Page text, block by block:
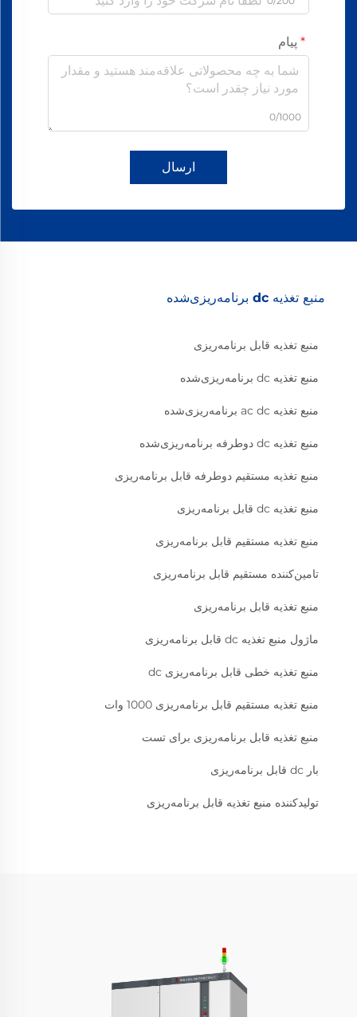
پیام
0/1000
ارسال
منبع تغذیه dc برنامه‌ریزی‌شده
منبع تغذیه قابل برنامه‌ریزی
منبع تغذیه dc برنامه‌ریزی‌شده
منبع تغذیه ac dc برنامه‌ریزی‌شده
منبع تغذیه dc دوطرفه برنامه‌ریزی‌شده
منبع تغذیه مستقیم دوطرفه قابل برنامه‌ریزی
منبع تغذیه dc قابل برنامه‌ریزی
منبع تغذیه مستقیم قابل برنامه‌ریزی
تامین‌کننده مستقیم قابل برنامه‌ریزی
منبع تغذیه قابل برنامه‌ریزی
ماژول منبع تغذیه dc قابل برنامه‌ریزی
منبع تغذیه خطی قابل برنامه‌ریزی dc
منبع تغذیه مستقیم قابل برنامه‌ریزی 1000 وات
منبع تغذیه قابل برنامه‌ریزی برای تست
بار dc قابل برنامه‌ریزی
تولیدکننده منبع تغذیه قابل برنامه‌ریزی